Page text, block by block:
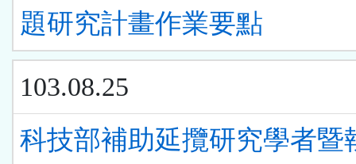
題研究計畫作業要點
103.08.25
科技部補助延攬研究學者暨